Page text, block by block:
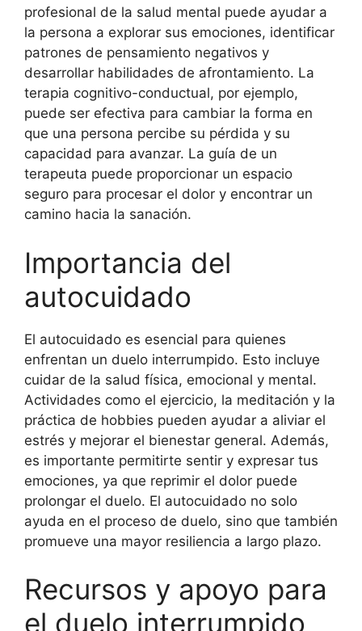
profesional de la salud mental puede ayudar a
la persona a explorar sus emociones, identificar
patrones de pensamiento negativos y
desarrollar habilidades de afrontamiento. La
terapia cognitivo-conductual, por ejemplo,
puede ser efectiva para cambiar la forma en
que una persona percibe su pérdida y su
capacidad para avanzar. La guía de un
terapeuta puede proporcionar un espacio
seguro para procesar el dolor y encontrar un
camino hacia la sanación.
Importancia del
autocuidado
El autocuidado es esencial para quienes
enfrentan un duelo interrumpido. Esto incluye
cuidar de la salud física, emocional y mental.
Actividades como el ejercicio, la meditación y la
práctica de hobbies pueden ayudar a aliviar el
estrés y mejorar el bienestar general. Además,
es importante permitirte sentir y expresar tus
emociones, ya que reprimir el dolor puede
prolongar el duelo. El autocuidado no solo
ayuda en el proceso de duelo, sino que también
promueve una mayor resiliencia a largo plazo.
Recursos y apoyo para
el duelo interrumpido